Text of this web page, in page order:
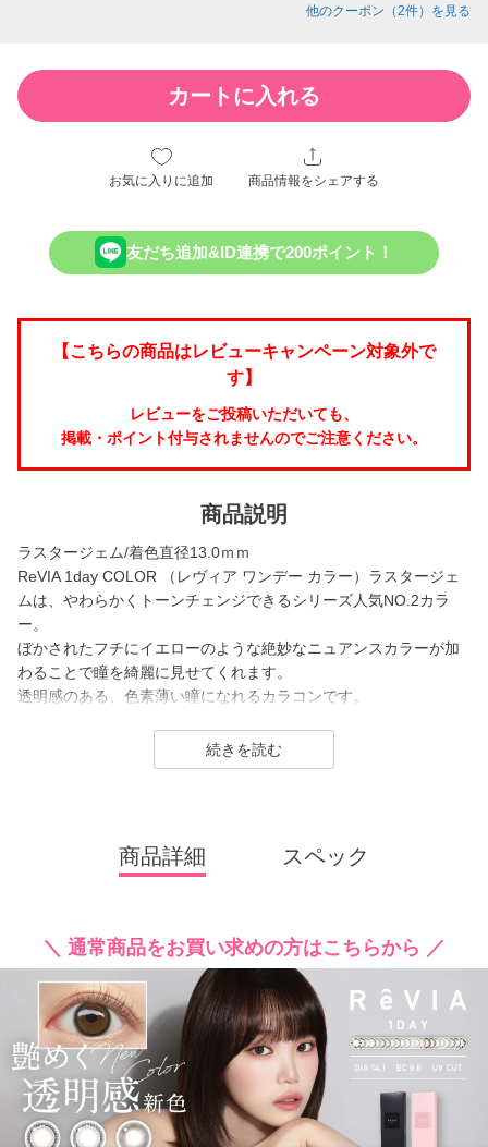
他のクーポン（2件）を見る
カートに入れる
お気に入りに追加 商品情報をシェアする
友だち追加&ID連携で200ポイント！
【こちらの商品はレビューキャンペーン対象外で
す】
レビューをご投稿いただいても、
掲載・ポイント付与されませんのでご注意ください。
商品説明
ラスタージェム/着色直径13.0ｍｍ
ReVIA 1day COLOR （レヴィア ワンデー カラー）ラスタージェ
ムは、やわらかくトーンチェンジできるシリーズ人気NO.2カラ
ー。
ぼかされたフチにイエローのような絶妙なニュアンスカラーが加
わることで瞳を綺麗に見せてくれます。
透明感のある、色素薄い瞳になれるカラコンです。
ReVIA は2016年に誕生した、「洗練」と「幅広い年齢層に愛され
ること」をコンセプトにしたコンタクトレンズブランド。
ク） といった幅広いシリーズを展開しており、その中でもカラー
らも印象的な瞳を演出します。
2026年には、ブランド誕生から10周年を迎えるにあたり、新イメ
ージモデルに KIM CHAEWON（キム・チェウォン）さんが就任
し、イメージを一新しました。
新シリーズとして、CLEAR 2week（クリアツーウィーク）／CLE
AR TORIC（クリアトーリック）も誕生し、さらに充実したライ
ンナップに。
裸眼風のナチュラルデザインから、さりげなく盛れるタイプ、普
続きを読む
商品詳細 スペック
＼ 通常商品をお買い求めの方はこちらから ／